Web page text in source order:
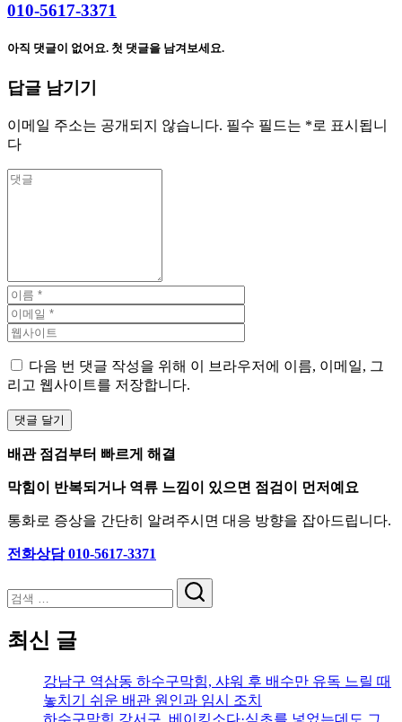
010-5617-3371
아직 댓글이 없어요. 첫 댓글을 남겨보세요.
답글 남기기
이메일 주소는 공개되지 않습니다. 필수 필드는 *로 표시됩니
다
다음 번 댓글 작성을 위해 이 브라우저에 이름, 이메일, 그
리고 웹사이트를 저장합니다.
배관 점검부터 빠르게 해결
막힘이 반복되거나 역류 느낌이 있으면 점검이 먼저예요
통화로 증상을 간단히 알려주시면 대응 방향을 잡아드립니다.
전화상담 010-5617-3371
검
최신 글
강남구 역삼동 하수구막힘, 샤워 후 배수만 유독 느릴 때
놓치기 쉬운 배관 원인과 임시 조치
하수구막힘 강서구, 베이킹소다·식초를 넣었는데도 그